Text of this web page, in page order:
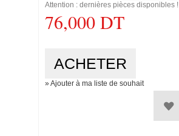
Attention : dernières pièces disponibles !
76,000 DT
» Ajouter à ma liste de souhait